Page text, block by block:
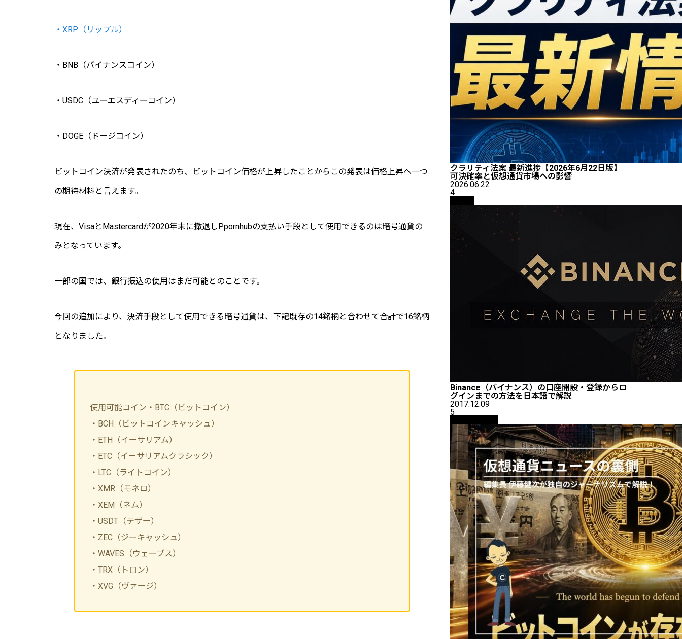
・XRP（リップル）
・BNB（バイナンスコイン）
・USDC（ユーエスディーコイン）
・DOGE（ドージコイン）
ビットコイン決済が発表されたのち、ビットコイン価格が上昇したことからこの発表は価格上昇へ一つ
の期待材料と言えます。
現在、VisaとMastercardが2020年末に撤退しPpornhubの‎‎支払い手段として使用できるのは暗号通貨の
みとなっています。
一部の国では、銀行振込の使用はまだ可能とのことです。
今回の‎追加により、決済手段として使用できる暗号通貨は、下記既存の14銘柄と合わせて合計で16銘柄
となりました。
使用可能コイン ・BTC（ビットコイン）
・BCH（ビットコインキャッシュ）
・ETH（イーサリアム）
・ETC（イーサリアムクラシック）
・LTC（ライトコイン）
・XMR（モネロ）
・XEM（ネム）
・USDT（テザー）
・ZEC（ジーキャッシュ）
・WAVES（ウェーブス）
・TRX（トロン）
・XVG（ヴァージ）
クラリティ法案 最新進捗【2026年6月22日版】
可決確率と仮想通貨市場への影響
2026.06.22
4
Binance（バイナンス）の口座開設・登録からロ
グインまでの方法を日本語で解説
2017.12.09
5